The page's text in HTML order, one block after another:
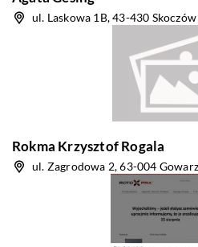
ul. Laskowa 1B, 43-430 Skoczów
Rokma Krzysztof Rogala
ul. Zagrodowa 2, 63-004